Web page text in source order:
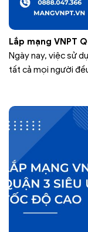
Lắp mạng VNPT
Ngày nay, việc sử
tất cả mọi người
Vì vậy,…